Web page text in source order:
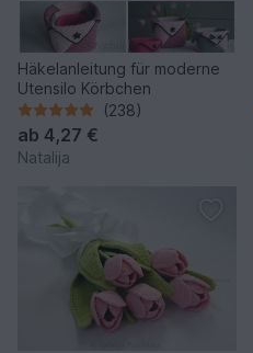
Häkelanleitung für moderne
Utensilo Körbchen
(238)
ab 4,27 €
Natalija